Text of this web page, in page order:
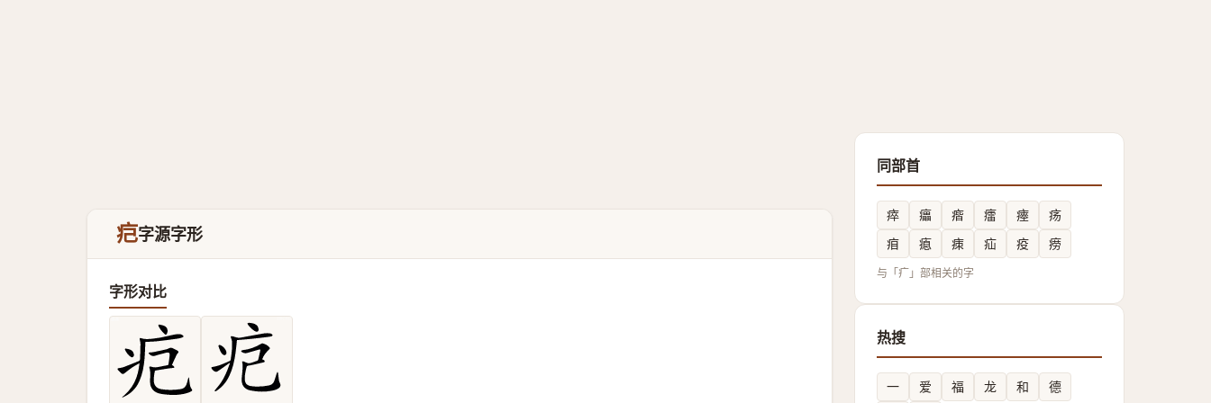
㽶字源字形
字形对比
同部首
瘁 㿔 㾬 癗 瘞
疡
㾇
瘜 㾊 疝 疫 痨
与「疒」部相关的字
热搜
一 爱 福 龙 和
德